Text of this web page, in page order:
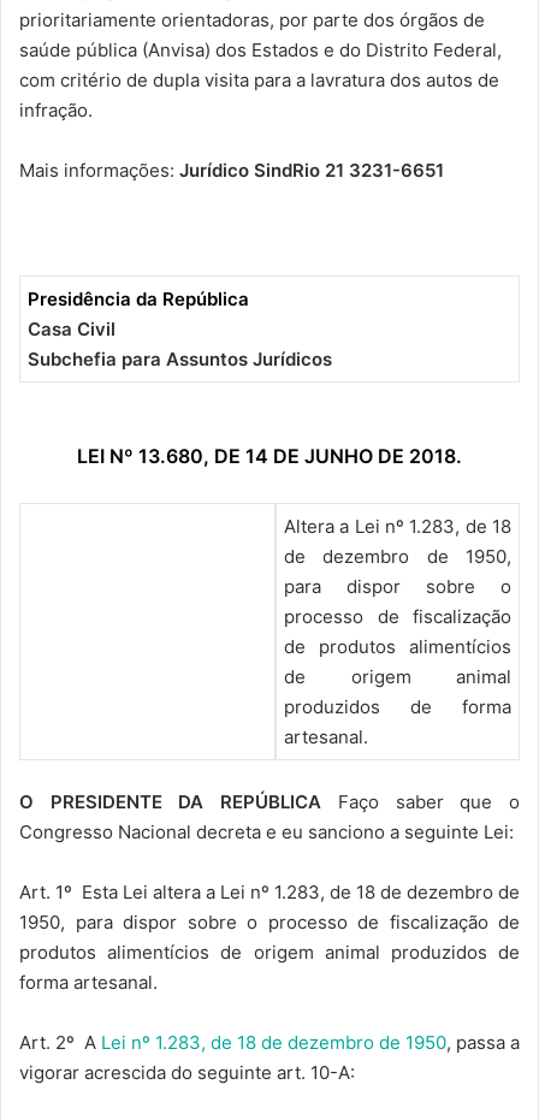
prioritariamente orientadoras, por parte dos órgãos de
saúde pública (Anvisa) dos Estados e do Distrito Federal,
com critério de dupla visita para a lavratura dos autos de
infração.
Mais informações: Jurídico SindRio 21 3231-6651
Presidência da República
Casa Civil
Subchefia para Assuntos Jurídicos
LEI Nº 13.680, DE 14 DE JUNHO DE 2018.
Altera a Lei nº 1.283, de 18
de dezembro de 1950,
para dispor sobre o
processo de fiscalização
de produtos alimentícios
de origem animal
produzidos de forma
artesanal.
O PRESIDENTE DA REPÚBLICA Faço saber que o
Congresso Nacional decreta e eu sanciono a seguinte Lei:
Art. 1º Esta Lei altera a Lei nº 1.283, de 18 de dezembro de
1950, para dispor sobre o processo de fiscalização de
produtos alimentícios de origem animal produzidos de
forma artesanal.
Art. 2º A Lei nº 1.283, de 18 de dezembro de 1950, passa a
vigorar acrescida do seguinte art. 10-A: